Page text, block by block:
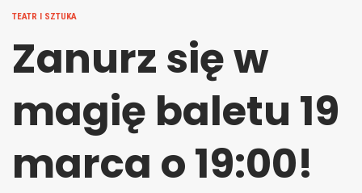
TEATR I SZTUKA
Zanurz się w
magię baletu 19
marca o 19:00!